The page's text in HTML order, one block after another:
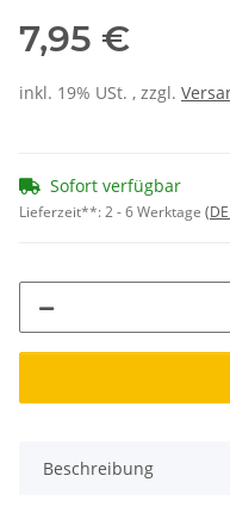
7,95 €
inkl. 19% USt. , zzgl.
Sofort verfügbar
Lieferzeit**:2 - 6 Werktage
Beschreibung